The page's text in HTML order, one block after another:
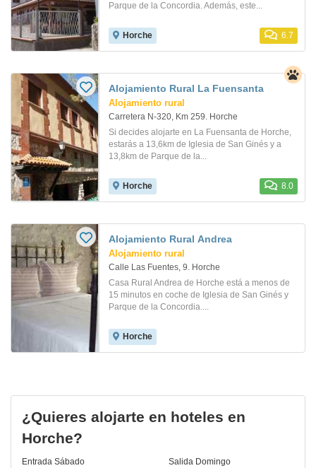
Parque de la Concordia. Además, este...
Horche 6.7
Alojamiento Rural La Fuensanta
Alojamiento rural
Carretera N-320, Km 259. Horche
Si decides alojarte en La Fuensanta de Horche,
estarás a 13,6km de Iglesia de San Ginés y a
13,8km de Parque de la...
Horche 8.0
Alojamiento Rural Andrea
Alojamiento rural
Calle Las Fuentes, 9. Horche
Casa Rural Andrea de Horche está a menos de
15 minutos en coche de Iglesia de San Ginés y
Parque de la Concordia....
Horche
¿Quieres alojarte en hoteles en
Horche?
Entrada Sábado Salida Domingo